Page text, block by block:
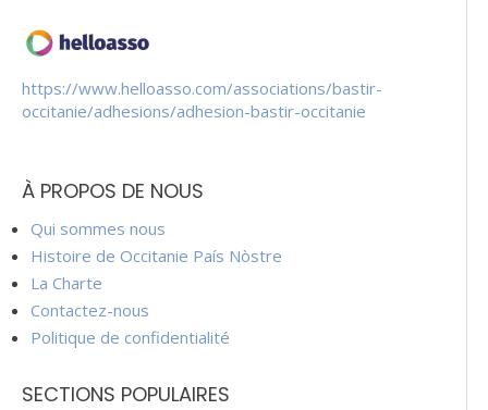
https://www.helloasso.com/associations/bastir-
occitanie/adhesions/adhesion-bastir-occitanie
À PROPOS DE NOUS
Qui sommes nous
Histoire de Occitanie País Nòstre
La Charte
Contactez-nous
Politique de confidentialité
SECTIONS POPULAIRES